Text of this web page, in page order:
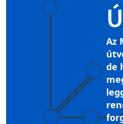
Az
de